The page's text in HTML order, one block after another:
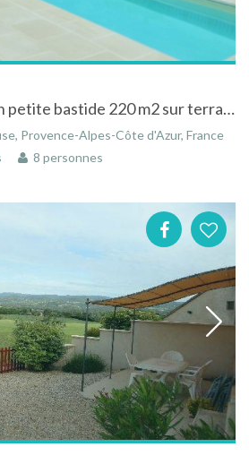
au coeur du Luberon petite bastide 220 m2 sur terrain 5000m2 en campagne piscine 10m, très calme, idéal amoureux de la nature
Provence-Alpes-Côte d'Azur, France
8 personnes